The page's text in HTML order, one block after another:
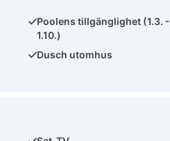
Poolens tillgänglighet (1.3. -
1.10.)
Dusch utomhus